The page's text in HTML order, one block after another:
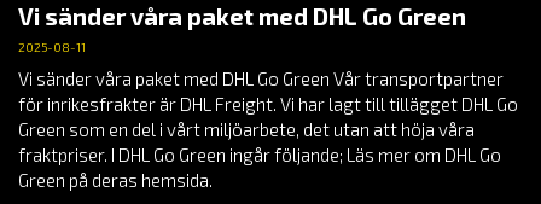
Vi sänder våra paket med DHL Go Green
2025-08-11
Vi sänder våra paket med DHL Go Green Vår transportpartner
för inrikesfrakter är DHL Freight. Vi har lagt till tillägget DHL Go
Green som en del i vårt miljöarbete, det utan att höja våra
fraktpriser. I DHL Go Green ingår följande; Läs mer om DHL Go
Green på deras hemsida.